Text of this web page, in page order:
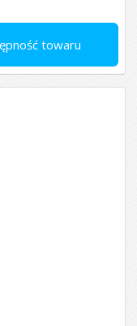
towaru